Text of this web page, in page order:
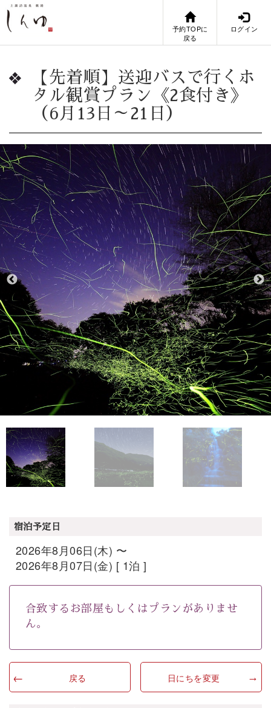
予約TOPに
戻る
ログイン
【先着順】送迎バスで行くホ
タル観賞プラン《2食付き》
（6月13日～21日）
宿泊予定日
2026年8月06日(木) 〜
2026年8月07日(金) [ 1泊 ]
合致するお部屋もしくはプランがありませ
ん。
戻る 日にちを変更